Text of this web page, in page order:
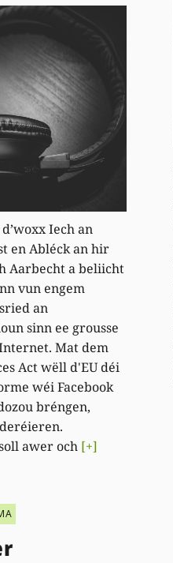
Iech an
en Abléck an hir
Aarbecht a beliicht
vun engem
an
sinn ee grousse
Mat dem
Act wëll d'EU déi
wéi Facebook
bréngen,
awer och [+]